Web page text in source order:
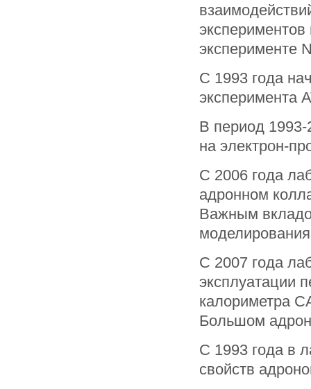
эксперименте
С 1993 года
эксперимента
В период 1993-
на электрон-
С 2006 года
адронном
Важным
С 2007 года
эксплуатации
калориметра
Большом
С 1993 года в
свойств